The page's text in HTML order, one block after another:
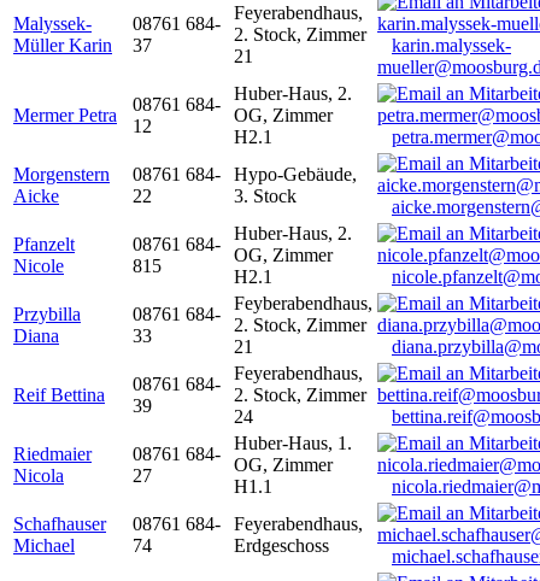
Malyssek-
Müller Karin
08761 684-
37
Feyerabendhaus,
2. Stock, Zimmer
21
karin.malyssek-
Mermer Petra
08761 684-
12
Huber-Haus, 2.
OG, Zimmer
H2.1
Morgenstern
Aicke
08761 684-
22
Hypo-Gebäude,
3. Stock
Pfanzelt
Nicole
08761 684-
815
Huber-Haus, 2.
OG, Zimmer
H2.1
Przybilla
Diana
08761 684-
33
Feyberabendhaus,
2. Stock, Zimmer
21
Reif Bettina
08761 684-
39
Feyerabendhaus,
2. Stock, Zimmer
24
Riedmaier
Nicola
08761 684-
27
Huber-Haus, 1.
OG, Zimmer
H1.1
Schafhauser
Michael
08761 684-
74
Feyerabendhaus,
Erdgeschoss